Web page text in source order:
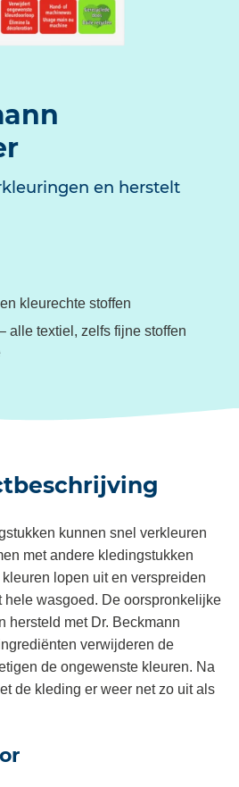
en herstelt
kleurechte stoffen
alle textiel, zelfs fijne stoffen
kunnen snel verkleuren
met andere kledingstukken
lopen uit en verspreiden
hele wasgoed. De oorspronkelijke
hersteld met Dr. Beckmann
verwijderen de
de ongewenste kleuren. Na
de kleding er weer net zo uit als